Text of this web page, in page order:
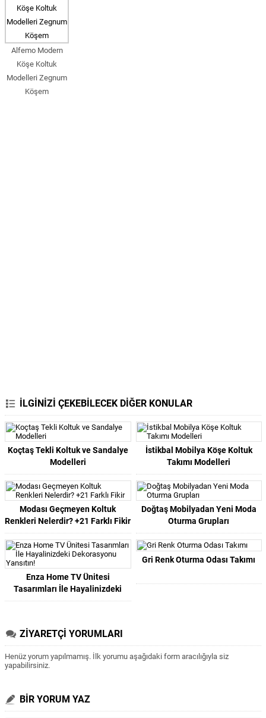
Alfemo Modern
Köşe Koltuk
Modelleri Zegnum
Köşem
İLGİNİZİ ÇEKEBİLECEK DİĞER KONULAR
Koçtaş Tekli Koltuk ve Sandalye
Modelleri
İstikbal Mobilya Köşe Koltuk
Takımı Modelleri
Modası Geçmeyen Koltuk
Renkleri Nelerdir? +21 Farklı Fikir
Doğtaş Mobilyadan Yeni Moda
Oturma Grupları
Enza Home TV Ünitesi
Tasarımları İle Hayalinizdeki
Dekorasyonu Yansıtın!
Gri Renk Oturma Odası Takımı
ZİYARETÇİ YORUMLARI
Henüz yorum yapılmamış. İlk yorumu aşağıdaki form aracılığıyla siz
yapabilirsiniz.
BİR YORUM YAZ